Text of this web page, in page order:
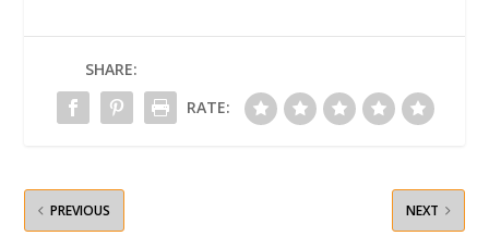
SHARE:
RATE:
PREVIOUS NEXT